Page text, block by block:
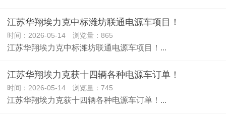
江苏华翔埃力克中标潍坊联通电源车项目！
时间：2026-05-14 浏览量：865
江苏华翔埃力克中标潍坊联通电源车项目！...
江苏华翔埃力克获十四辆各种电源车订单！
时间：2026-05-14 浏览量：745
江苏华翔埃力克获十四辆各种电源车订单！...